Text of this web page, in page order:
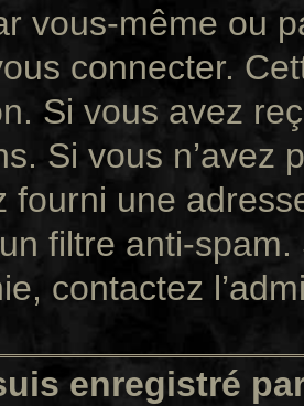
vous-même ou
connecter.
Si vous avez
Si vous n’avez
fourni une
filtre anti-spam.
contactez
enregistré